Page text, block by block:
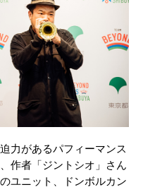
力があるパフィーマンス
作者「ジントシオ」さん
ユニット、ドンボルカン